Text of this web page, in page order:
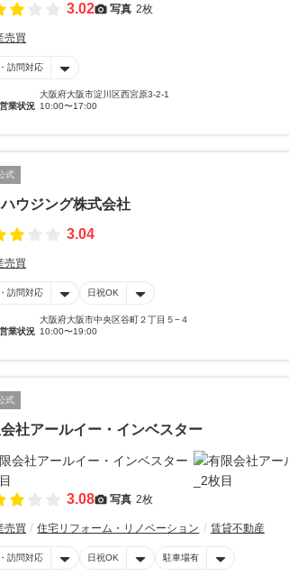
3.02 写真 2枚
売買
訪問対応
大阪府大阪市淀川区西宮原3-2-1
業状況 10:00〜17:00
式
ウジング株式会社
3.04
売買
訪問対応 日祝OK
大阪府大阪市中央区谷町２丁目５−４
業状況 10:00〜19:00
式
社アールイー・インベスター
3.08 写真 2枚
売買 住宅リフォーム・リノベーション 賃貸不動産
訪問対応 日祝OK 駐車場有